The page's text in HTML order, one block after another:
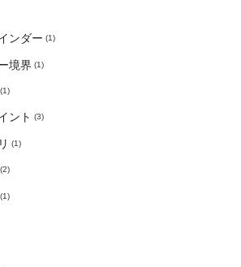
ンダー (1)
境界 (1)
(1)
ント (3)
(1)
(2)
(1)